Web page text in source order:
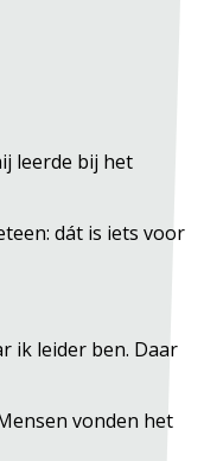
leerde bij het
dát is iets voor
ik leider ben. Daar
vonden het